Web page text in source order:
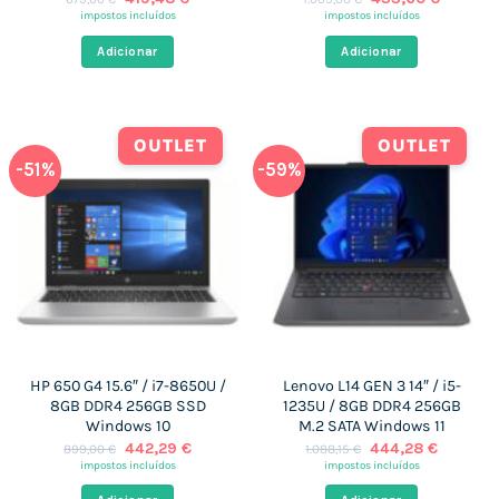
preço
era:
679,00 €.
impostos incluídos
Adicionar
preço
era:
1.009,00 €.
impostos incluídos
Adicionar
-51%
OUTLET
HP 650 G4 15.6″ / i7-8650U /
8GB DDR4 256GB SSD
Windows 10
899,00€ O
preço
era:
442,29 €O
impostos incluídos
-59%
OUTLET
Lenovo L14 GEN 3 14″ / i5-
1235U / 8GB DDR4 256GB
M.2 SATA Windows 11
1.088,15€ O
preço
era:
444,28 €O
impostos incluídos